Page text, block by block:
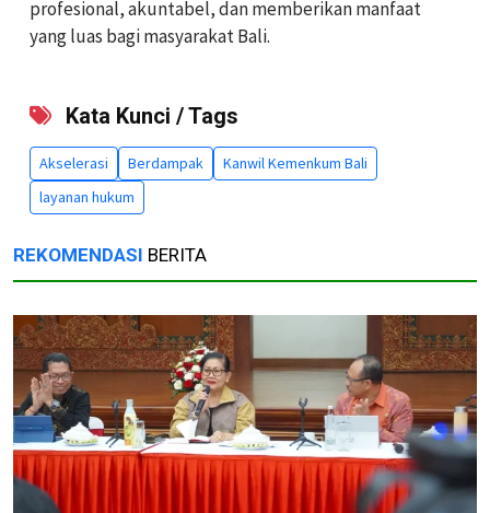
profesional, akuntabel, dan memberikan manfaat
yang luas bagi masyarakat Bali.
Kata Kunci / Tags
Akselerasi Berdampak
Kanwil Kemenkum Bali
layanan hukum
REKOMENDASI BERITA